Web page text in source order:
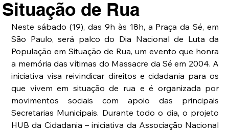
Situação de Rua
Neste sábado (19), das 9h às 18h, a Praça da Sé, em
São Paulo, será palco do Dia Nacional de Luta da
População em Situação de Rua, um evento que honra
a memória das vítimas do Massacre da Sé em 2004. A
iniciativa visa reivindicar direitos e cidadania para os
que vivem em situação de rua e é organizada por
movimentos sociais com apoio das principais
Secretarias Municipais. Durante todo o dia, o projeto
HUB da Cidadania – iniciativa da Associação Nacional